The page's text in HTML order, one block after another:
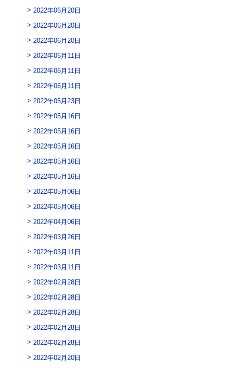
2022年06月20日
2022年06月20日
2022年06月20日
2022年06月11日
2022年06月11日
2022年06月11日
2022年05月23日
2022年05月16日
2022年05月16日
2022年05月16日
2022年05月16日
2022年05月16日
2022年05月06日
2022年05月06日
2022年04月06日
2022年03月26日
2022年03月11日
2022年03月11日
2022年02月28日
2022年02月28日
2022年02月28日
2022年02月28日
2022年02月28日
2022年02月20日